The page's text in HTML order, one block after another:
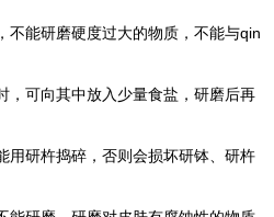
不能研磨硬度过大的物质，不能与qin
，可向其中放入少量食盐，研磨后再
用研杵捣碎，否则会损坏研钵、研杵